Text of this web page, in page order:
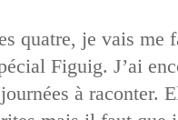
quatre, je vais me
Figuig. J’ai
à raconter.